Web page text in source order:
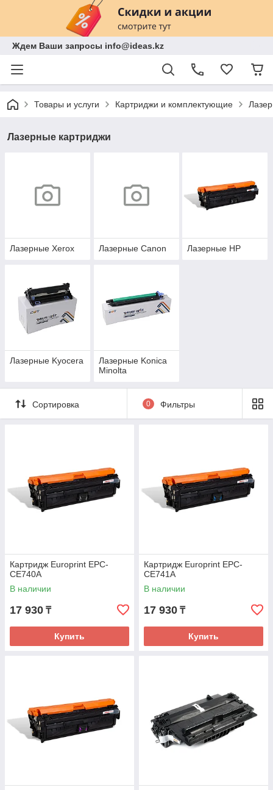
Ждем Ваши запросы info@ideas.kz
Товары и услуги Картриджи и комплектующие
Лазерные картриджи
Лазерные Xerox Лазерные Canon Лазерные HP
Лазерные Kyocera
Лазерные Konica
Minolta
Сортировка 0 Фильтры
Картридж Europrint EPC-
CE740A
В наличии
17 930 ₸
Купить
Картридж Europrint EPC-
CE741A
В наличии
17 930 ₸
Купить